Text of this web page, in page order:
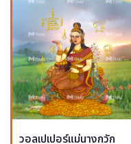
วอลเปเปอร์แม่นางกวัก